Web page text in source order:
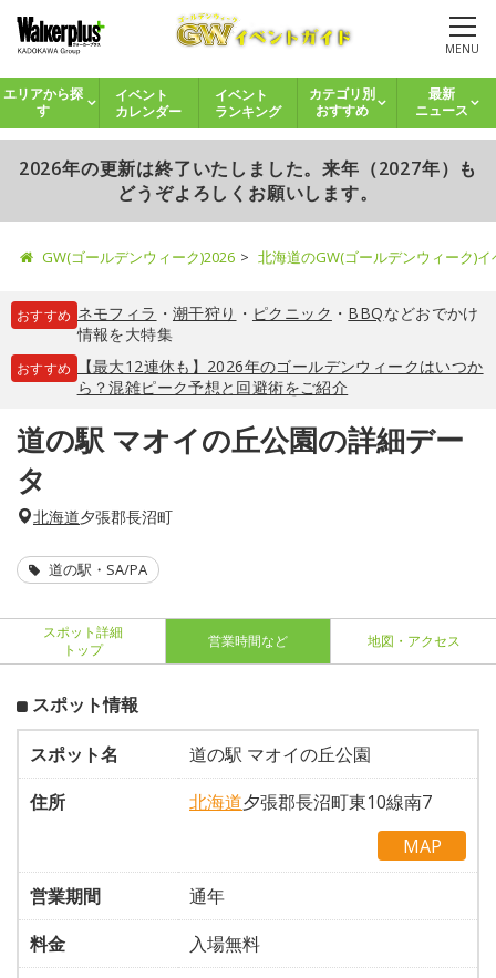
MENU
エリアから探
す
イベント
カレンダー
イベント
ランキング
カテゴリ別
おすすめ
最新
ニュース
2026年の更新は終了いたしました。来年（2027年）も
どうぞよろしくお願いします。
GW(ゴールデンウィーク)2026 北海道のGW(ゴールデンウィーク)
おすすめ ネモフィラ ・ 潮干狩り ・ ピクニック ・ BBQなどおでかけ
情報を大特集
おすすめ
【最大12連休も】2026年のゴールデンウィークはいつか
ら？混雑ピーク予想と回避術をご紹介
道の駅 マオイの丘公園の詳細デー
タ
北海道夕張郡長沼町
道の駅・SA/PA
スポット詳細
トップ
営業時間など 地図・アクセス
スポット情報
スポット名
道の駅 マオイの丘公園
住所
北海道夕張郡長沼町東10線南7
MAP
営業期間
通年
料金
入場無料